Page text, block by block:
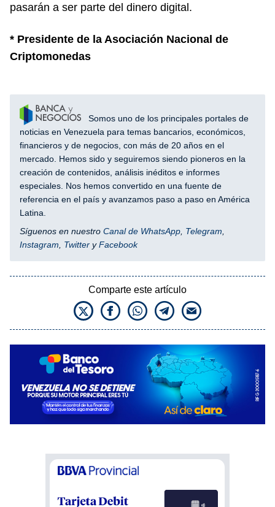
pasarán a ser parte del dinero digital.
* Presidente de la Asociación Nacional de
Criptomonedas
Somos uno de los principales portales de
noticias en Venezuela para temas bancarios, económicos,
financieros y de negocios, con más de 20 años en el
mercado. Hemos sido y seguiremos siendo pioneros en la
creación de contenidos, análisis inéditos e informes
especiales. Nos hemos convertido en una fuente de
referencia en el país y avanzamos paso a paso en América
Latina.
Síguenos en nuestro Canal de WhatsApp Telegram
Instagram
Twitter yFacebook
Comparte este artículo